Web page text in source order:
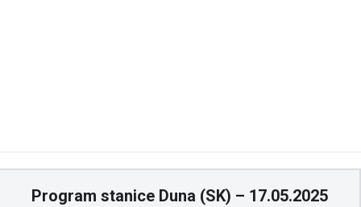
Program stanice Duna (SK) – 17.05.2025